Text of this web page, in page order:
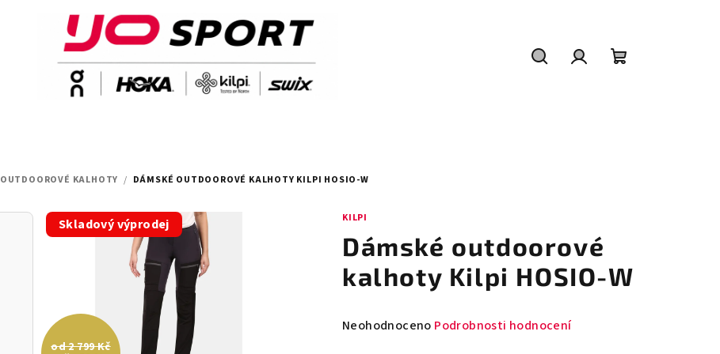
OUTDOOROVÉ KALHOTY / DÁMSKÉ OUTDOOROVÉ KALHOTY KILPI HOSIO-W
KILPI
Dámské outdoorové
kalhoty Kilpi HOSIO-W
Průměrné
Neohodnoceno Podrobnosti hodnocení
Skladový výprodej
od 2 799 Kč